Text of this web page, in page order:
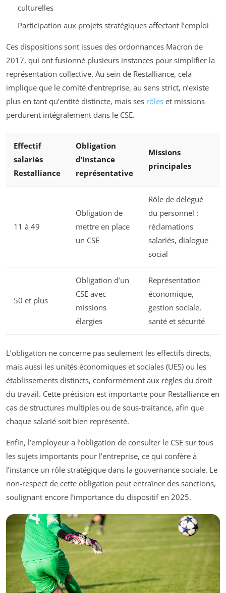
culturelles
Participation aux projets stratégiques affectant l’emploi
Ces dispositions sont issues des ordonnances Macron de
2017, qui ont fusionné plusieurs instances pour simplifier la
représentation collective. Au sein de Restalliance, cela
implique que le comité d’entreprise, au sens strict, n’existe
plus en tant qu’entité distincte, mais ses rôles et missions
perdurent intégralement dans le CSE.
Effectif
salariés
Restalliance
Obligation
d’instance
représentative
Missions
principales
11 à 49
Obligation de
mettre en place
un CSE
Rôle de délégué
du personnel :
réclamations
salariés, dialogue
social
50 et plus
Obligation d’un
CSE avec
missions
élargies
Représentation
économique,
gestion sociale,
santé et sécurité
L’obligation ne concerne pas seulement les effectifs directs,
mais aussi les unités économiques et sociales (UES) ou les
établissements distincts, conformément aux règles du droit
du travail. Cette précision est importante pour Restalliance en
cas de structures multiples ou de sous-traitance, afin que
chaque salarié soit bien représenté.
Enfin, l’employeur a l’obligation de consulter le CSE sur tous
les sujets importants pour l’entreprise, ce qui confère à
l’instance un rôle stratégique dans la gouvernance sociale. Le
non-respect de cette obligation peut entraîner des sanctions,
soulignant encore l’importance du dispositif en 2025.